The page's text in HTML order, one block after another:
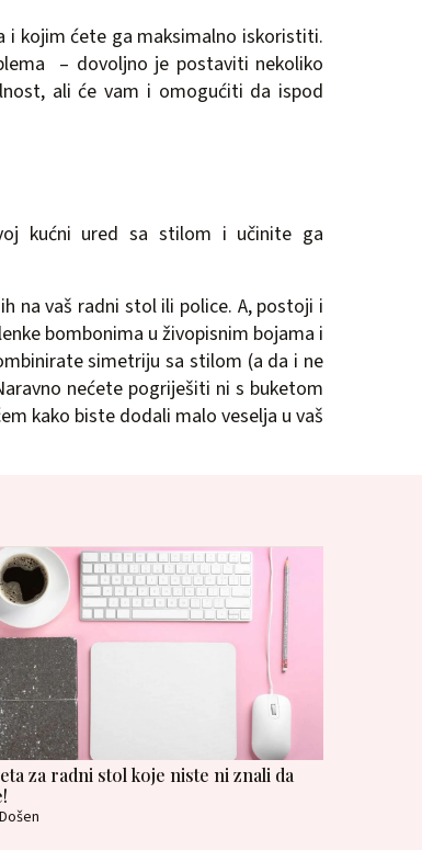
i kojim ćete ga maksimalno iskoristiti.
– dovoljno je postaviti nekoliko
ali će vam i omogućiti da ispod
kućni ured sa stilom i učinite ga
na vaš radni stol ili police. A, postoji i
bombonima u živopisnim bojama i
simetriju sa stilom (a da i ne
nećete pogriješiti ni s buketom
kako biste dodali malo veselja u vaš
za radni stol koje niste ni znali da